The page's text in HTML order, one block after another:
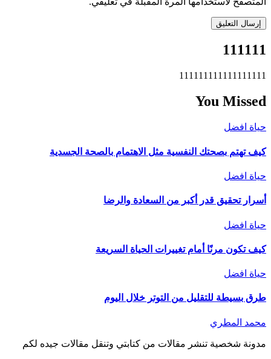
111111
111111111111111111
You Missed
حياة افضل
كيف تهتم بصحتك النفسية مثل الاهتمام بالصحة الجسدية
حياة افضل
أسرار تحقيق قدر أكبر من السعادة والرضا
حياة افضل
كيف تكون مرنًا أمام تغييرات الحياة السريعة
حياة افضل
طرق بسيطة للتقليل من التوتر خلال اليوم
محمد المطري
مدونة شخصية تنشر مقالات من كتابتي وتنقل مقالات جيده لكم